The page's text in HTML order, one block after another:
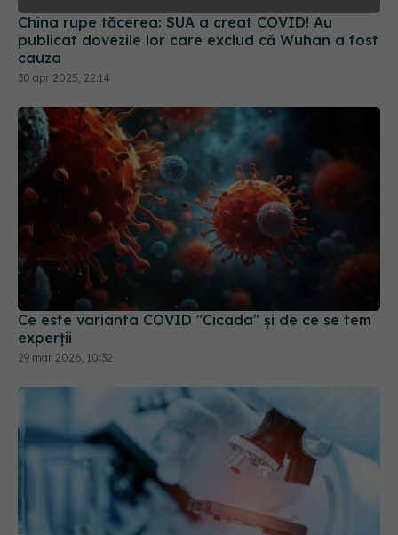
cauza
30 apr 2025, 22:14
Ce este varianta COVID "Cicada" și de ce se tem
experții
29 mar 2026, 10:32